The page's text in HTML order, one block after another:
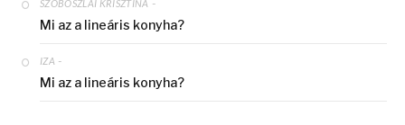
SZOBOSZLAI KRISZTINA -
Mi az a lineáris konyha?
IZA -
Mi az a lineáris konyha?